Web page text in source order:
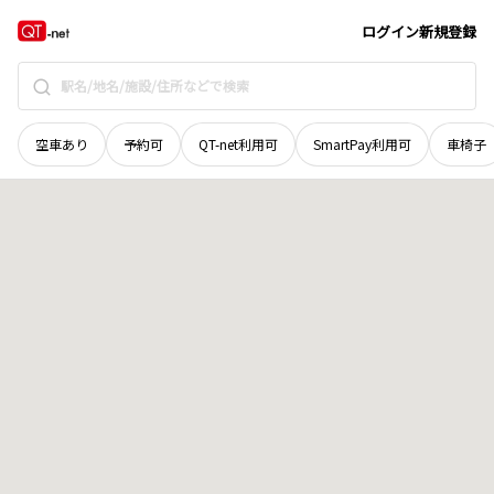
ログイン新規登録
空車あり 予約可 QT-net利用可 SmartPay利用可 車椅子
石川県